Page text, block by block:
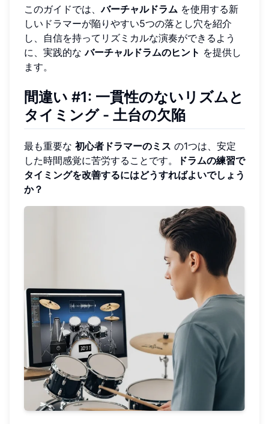
このガイドでは、バーチャルドラム を使用する新
しいドラマーが陥りやすい5つの落とし穴を紹介
し、自信を持ってリズミカルな演奏ができるよう
に、実践的なバーチャルドラムのヒント を提供し
ます。
間違い #1: 一貫性のないリズムと
タイミング - 土台の欠陥
最も重要な 初心者ドラマーのミス の1つは、安定
した時間感覚に苦労することです。
ドラムの練習で
タイミングを改善するにはどうすればよいでしょう
か？